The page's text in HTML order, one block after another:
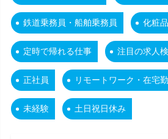
鉄道乗務員・船舶乗務員 化粧品
定時で帰れる仕事 注目の求人
正社員 リモートワーク・在宅
未経験 土日祝日休み